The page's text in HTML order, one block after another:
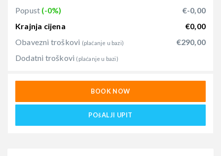
Popust (-0%)
€-0,00
Krajnja cijena
€0,00
Obavezni troškovi (plaćanje u bazi)
€290,00
Dodatni troškovi (plaćanje u bazi)
BOOK NOW
POšALJI UPIT